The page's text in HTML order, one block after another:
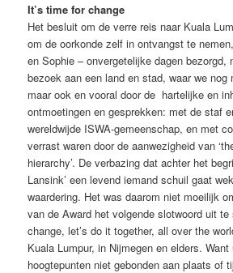
It’s time for change
Het besluit om de verre reis naar Kuala
om de oorkonde zelf in ontvangst te
en Sophie – onvergetelijke dagen bezorgd,
bezoek aan een land en stad, waar we nog
maar ook en vooral door de hartelijke en
ontmoetingen en gesprekken: met de staf
wereldwijde ISWA-gemeenschap, en met
verrast waren door de aanwezigheid van
hierarchy’. De verbazing dat achter het
Lansink’ een levend iemand schuil gaat
waardering. Het was daarom niet moeilijk
van de Award het volgende slotwoord uit te
change, let’s do it together, all over the
Kuala Lumpur, in Nijmegen en elders.
hoogtepunten niet gebonden aan plaats of